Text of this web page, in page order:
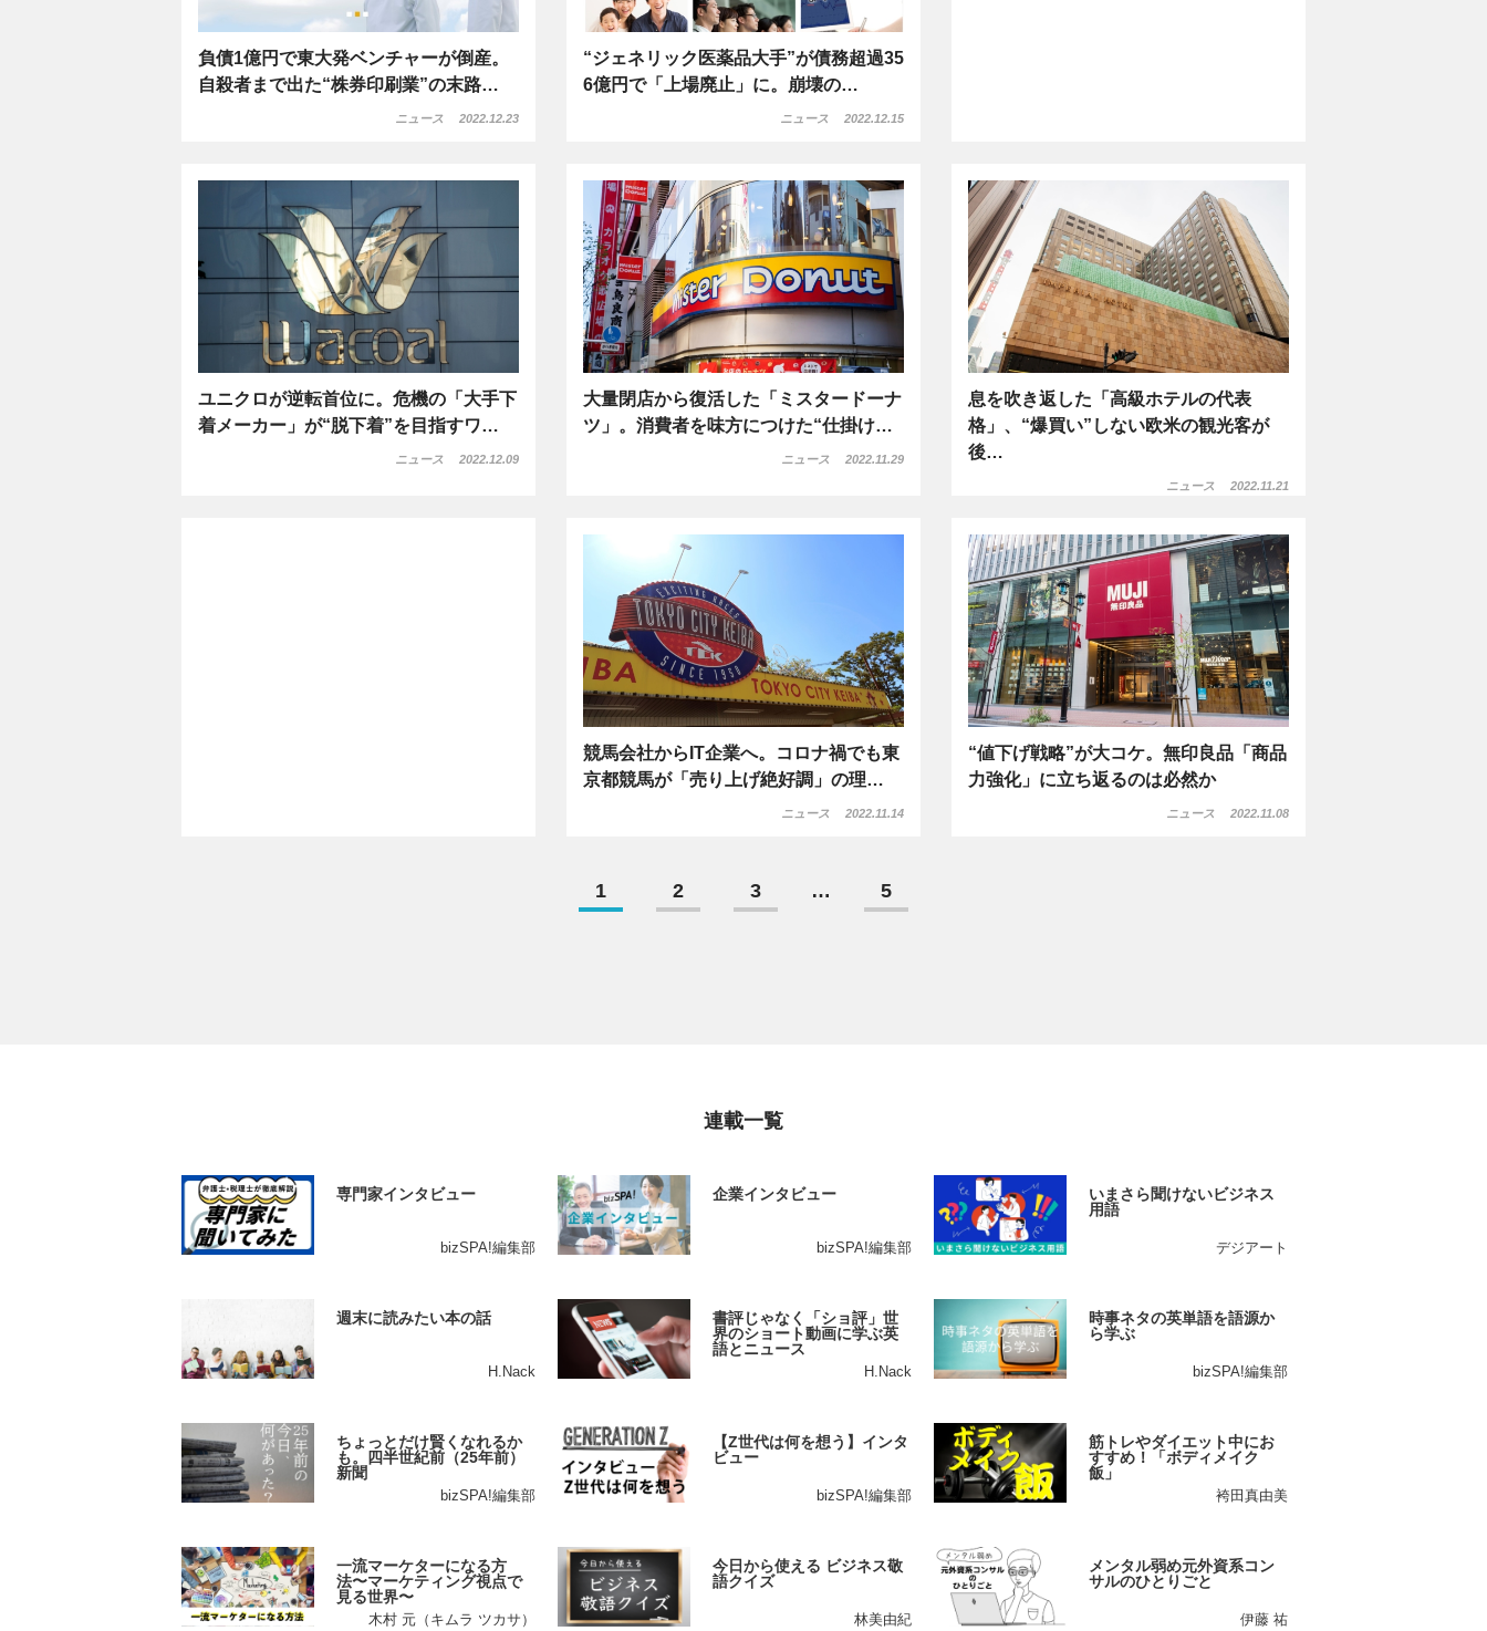
負債1億円で東大発ベンチャーが倒産。
自殺者まで出た“株券印刷業”の末路…
ニュース 2022.12.23
“ジェネリック医薬品大手”が債務超過35
6億円で「上場廃止」に。崩壊の…
ニュース 2022.12.15
ユニクロが逆転首位に。危機の「大手下
着メーカー」が“脱下着”を目指すワ…
ニュース 2022.12.09
大量閉店から復活した「ミスタードーナ
ツ」。消費者を味方につけた“仕掛け…
ニュース 2022.11.29
息を吹き返した「高級ホテルの代表
格」、“爆買い”しない欧米の観光客が
後…
ニュース 2022.11.21
競馬会社からIT企業へ。コロナ禍でも東
京都競馬が「売り上げ絶好調」の理…
ニュース 2022.11.14
“値下げ戦略”が大コケ。無印良品「商品
力強化」に立ち返るのは必然か
ニュース 2022.11.08
1 2 3 … 5
連載一覧
専門家インタビュー
bizSPA!編集部
企業インタビュー
bizSPA!編集部
いまさら聞けないビジネス
用語
デジアート
週末に読みたい本の話
H.Nack
書評じゃなく「ショ評」世
界のショート動画に学ぶ英
語とニュース
H.Nack
時事ネタの英単語を語源か
ら学ぶ
bizSPA!編集部
ちょっとだけ賢くなれるか
も。四半世紀前（25年前）
新聞
bizSPA!編集部
【Z世代は何を想う】インタ
ビュー
bizSPA!編集部
筋トレやダイエット中にお
すすめ！「ボディメイク
飯」
袴田真由美
一流マーケターになる方
法〜マーケティング視点で
見る世界〜
木村 元（キムラ ツカサ）
今日から使える ビジネス敬
語クイズ
林美由紀
メンタル弱め元外資系コン
サルのひとりごと
伊藤 祐